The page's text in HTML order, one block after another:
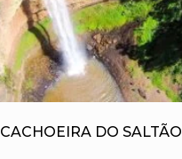
CACHOEIRA DO SALTÃO